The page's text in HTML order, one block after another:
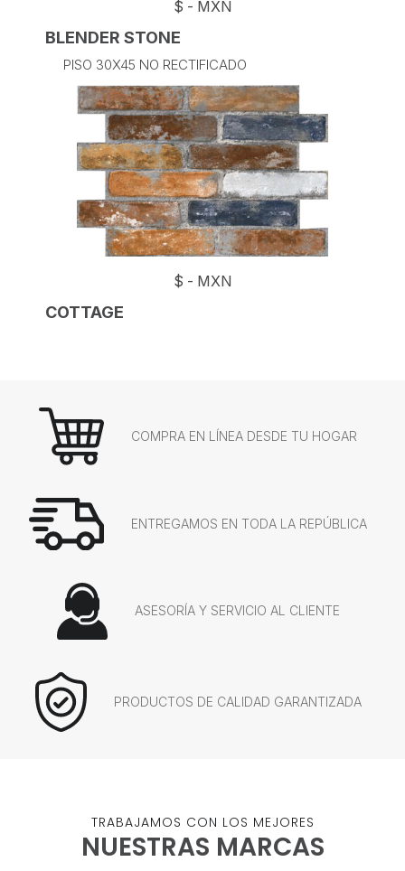
$ - MXN
BLENDER STONE
PISO 30X45 NO RECTIFICADO
$ - MXN
COTTAGE
COMPRA EN LÍNEA DESDE TU HOGAR
ENTREGAMOS EN TODA LA REPÚBLICA
ASESORÍA Y SERVICIO AL CLIENTE
PRODUCTOS DE CALIDAD GARANTIZADA
TRABAJAMOS CON LOS MEJORES
NUESTRAS MARCAS